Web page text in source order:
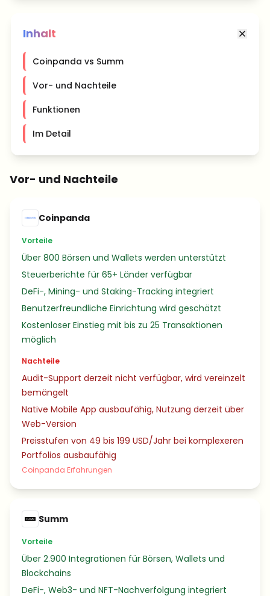
Inhalt
Coinpanda vs Summ
Vor- und Nachteile
Funktionen
Im Detail
Vor- und Nachteile
Coinpanda
Vorteile
Über 800 Börsen und Wallets werden unterstützt
Steuerberichte für 65+ Länder verfügbar
DeFi-, Mining- und Staking-Tracking integriert
Benutzerfreundliche Einrichtung wird geschätzt
Kostenloser Einstieg mit bis zu 25 Transaktionen
möglich
Nachteile
Audit-Support derzeit nicht verfügbar, wird vereinzelt
bemängelt
Native Mobile App ausbaufähig, Nutzung derzeit über
Web-Version
Preisstufen von 49 bis 199 USD/Jahr bei komplexeren
Portfolios ausbaufähig
Coinpanda Erfahrungen
Summ
Vorteile
Über 2.900 Integrationen für Börsen, Wallets und
Blockchains
DeFi-, Web3- und NFT-Nachverfolgung integriert